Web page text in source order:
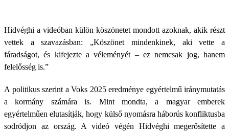
Hidvéghi a videóban külön köszönetet mondott azoknak, akik részt
vettek a szavazásban: „Köszönet mindenkinek, aki vette a
fáradságot, és kifejezte a véleményét – ez nemcsak jog, hanem
felelősség is.”
A politikus szerint a Voks 2025 eredménye egyértelmű iránymutatás
a kormány számára is. Mint mondta, a magyar emberek
egyértelműen elutasítják, hogy külső nyomásra háborús konfliktusba
sodródjon az ország. A videó végén Hidvéghi megerősítette a